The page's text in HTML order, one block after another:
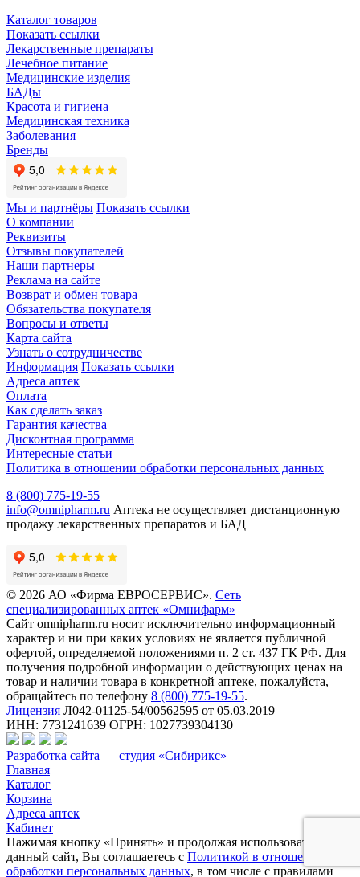
Каталог товаров
Показать ссылки
Лекарственные препараты
Лечебное питание
Медицинские изделия
БАДы
Красота и гигиена
Медицинская техника
Заболевания
Бренды
Мы и партнёры Показать ссылки
О компании
Реквизиты
Отзывы покупателей
Наши партнеры
Реклама на сайте
Возврат и обмен товара
Обязательства покупателя
Вопросы и ответы
Карта сайта
Узнать о сотрудничестве
Информация Показать ссылки
Адреса аптек
Оплата
Как сделать заказ
Гарантия качества
Дисконтная программа
Интересные статьи
Политика в отношении обработки персональных данных
8 (800) 775-19-55
info@omnipharm.ru Аптека не осуществляет дистанционную
продажу лекарственных препаратов и БАД
© 2026 АО «Фирма ЕВРОСЕРВИС». Сеть
специализированных аптек «Омнифарм»
Сайт omnipharm.ru носит исключительно информационный
характер и ни при каких условиях не является публичной
офертой, определяемой положениями п. 2 ст. 437 ГК РФ. Для
получения подробной информации о действующих ценах на
товар и наличии товара в конкретной аптеке, пожалуйста,
обращайтесь по телефону 8 (800) 775-19-55.
Лицензия Л042-01125-54/00562595 от 05.03.2019
ИНН: 7731241639 ОГРН: 1027739304130
Разработка сайта — студия «Сибирикс»
Главная
Каталог
Корзина
Адреса аптек
Кабинет
Нажимая кнопку «Принять» и продолжая использовать
данный сайт, Вы соглашаетесь с Политикой в отношении
обработки персональных данных, в том числе с правилами